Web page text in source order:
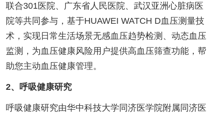
联合301医院、广东省人民医院、武汉亚洲心脏病医
院等共同参与，基于HUAWEI WATCH D血压测量技
术，实现日常生活场景无感血压趋势检测、动态血压
监测，为血压健康风险用户提供高血压筛查功能，帮
助您主动血压健康管理。
2、呼吸健康研究
呼吸健康研究由华中科技大学同济医学院附属同济医